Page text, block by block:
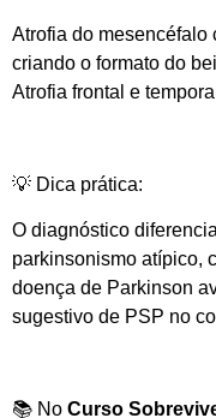
Atrofia do mesencéfalo
criando o formato do
Atrofia frontal e
💡 Dica prática:
O diagnóstico
parkinsonismo atípico,
doença de Parkinson
sugestivo de PSP no
📚 No Curso